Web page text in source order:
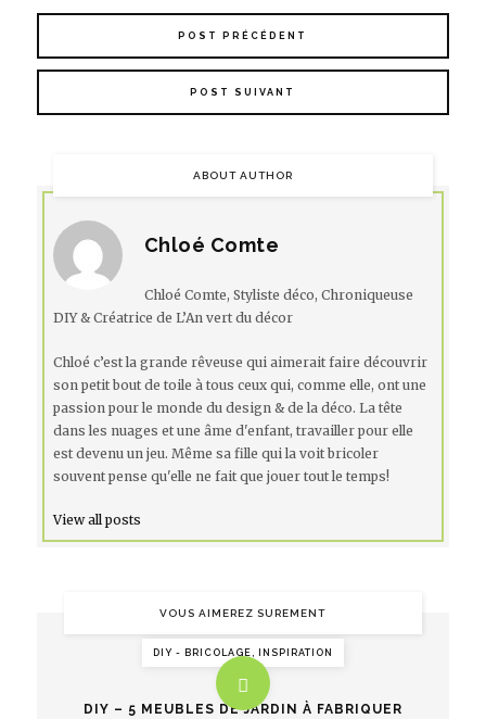
POST PRÉCÉDENT
POST SUIVANT
ABOUT AUTHOR
Chloé Comte
Chloé Comte, Styliste déco, Chroniqueuse
DIY & Créatrice de L’An vert du décor
Chloé c’est la grande rêveuse qui aimerait faire découvrir
son petit bout de toile à tous ceux qui, comme elle, ont une
passion pour le monde du design & de la déco. La tête
dans les nuages et une âme d'enfant, travailler pour elle
est devenu un jeu. Même sa fille qui la voit bricoler
souvent pense qu'elle ne fait que jouer tout le temps!
View all posts
VOUS AIMEREZ SUREMENT
DIY - BRICOLAGE, INSPIRATION
DIY – 5 MEUBLES DE JARDIN À FABRIQUER